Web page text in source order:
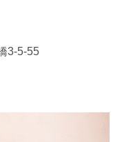
3-5-55